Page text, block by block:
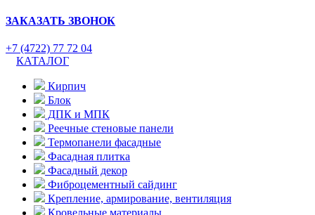
ЗАКАЗАТЬ ЗВОНОК
+7 (4722) 77 72 04
КАТАЛОГ
Кирпич
Блок
ДПК и МПК
Реечные стеновые панели
Термопанели фасадные
Фасадная плитка
Фасадный декор
Фиброцементный сайдинг
Крепление, армирование, вентиляция
Кровельные материалы